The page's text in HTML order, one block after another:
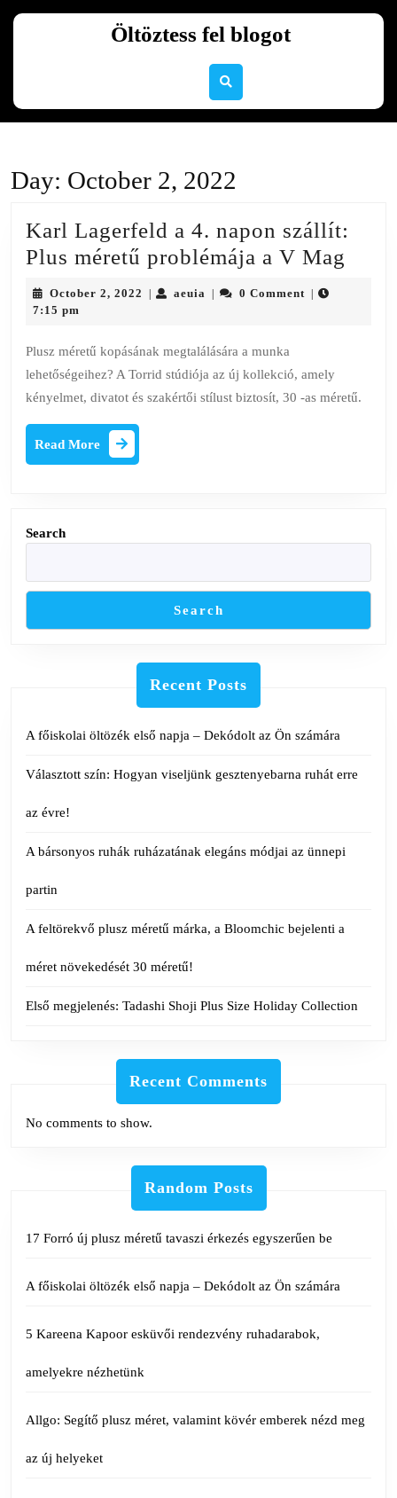
Öltöztess fel blogot
Day: October 2, 2022
Karl Lagerfeld a 4. napon szállít:
Plus méretű problémája a V Mag
Mag
October 2, 2022 Octoberaeuia aeuia 0 Comment
7:15 pm
Plusz méretű kopásának megtalálására a munka
lehetőségeihez? A Torrid stúdiója az új kollekció, amely
kényelmet, divatot és szakértői stílust biztosít, 30 -as méretű.
Read More
More
Search
Search
Recent Posts
A főiskolai öltözék első napja – Dekódolt az Ön számára
Választott szín: Hogyan viseljünk gesztenyebarna ruhát erre
az évre!
A bársonyos ruhák ruházatának elegáns módjai az ünnepi
partin
A feltörekvő plusz méretű márka, a Bloomchic bejelenti a
méret növekedését 30 méretű!
Első megjelenés: Tadashi Shoji Plus Size Holiday Collection
Recent Comments
No comments to show.
Random Posts
17 Forró új plusz méretű tavaszi érkezés egyszerűen be
A főiskolai öltözék első napja – Dekódolt az Ön számára
5 Kareena Kapoor esküvői rendezvény ruhadarabok,
amelyekre nézhetünk
Allgo: Segítő plusz méret, valamint kövér emberek nézd meg
az új helyeket